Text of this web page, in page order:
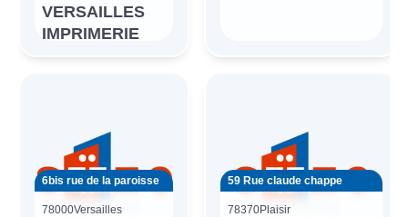
VERSAILLES
IMPRIMERIE
6bis rue de la paroisse
78000Versailles
59 Rue claude chappe
78370Plaisir